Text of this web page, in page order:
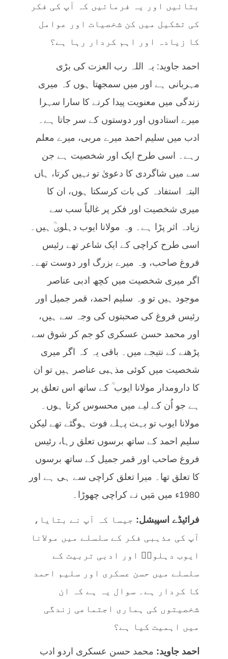
بتائیں اور یہ فرمائیں کہ آپ کی فکر
کی تشکیل میں کن شخصیات اور عوامل
کا زیادہ اور اہم کردار رہا ہے؟
احمد جاوید: یہ اللہ رب العزت کی بڑی
مہربانی ہے اور میں سمجھتا ہوں کہ میری
زندگی میں معنویت پیدا کرنے کا سارا سہرا
میرے استادوں اور دوستوں کے سر جاتا ہے۔
ادب میں سلیم احمد میرے مربی، میرے معلم
رہے۔ اسی طرح ایک اور شخصیت ہے جن
سے میں شاگردی کا دعویٰ تو نہیں کرتا، ہاں
البتہ استفادہ کی بات کرسکتا ہوں، ان کا
میری شخصیت اور فکر پر غالباً سب سے
زیادہ اثر پڑا ہے۔ وہ مولانا ایوب دہلویؒ ہیں۔
اسی طرح کراچی کے ایک شاعر تھے رئیس
فروغ صاحب، وہ میرے بزرگ اور دوست تھے۔
اگر میری شخصیت میں کچھ ادبی عناصر
موجود ہیں تو وہ سلیم احمد، قمر جمیل اور
رئیس فروغ کی صحبتوں کی وجہ سے ہیں،
اور محمد حسن عسکری کو جم کر شوق سے
پڑھنے کے نتیجے میں۔ باقی یہ کہ اگر میری
شخصیت میں کوئی مذہبی عناصر ہیں تو ان
کا دارومدار مولانا ایوب ؒ کے ساتھ اس تعلق پر
ہے جو اُن کے لیے میں محسوس کرتا ہوں۔
مولانا ایوب تو بہت پہلے فوت ہوگئے تھے لیکن
سلیم احمد کے ساتھ برسوں تعلق رہا، رئیس
فروغ صاحب اور قمر جمیل کے ساتھ برسوں
کا تعلق تھا۔ میرا تعلق کراچی سے ہی ہے اور
1980ء میں مَیں نے کراچی چھوڑا۔
فرائیڈے اسپیشل: جیسا کہ آپ نے بتایا،
آپ کی مذہبی فکر کے سلسلے میں مولانا
ایوب دہلویؒ اور ادبی تربیت کے
سلسلے میں حسن عسکری اور سلیم احمد
کا کردار ہے۔ سوال یہ ہے کہ ان
شخصیتوں کی ہماری اجتماعی زندگی
میں اہمیت کیا ہے؟
احمد جاوید: محمد حسن عسکری اردو ادب